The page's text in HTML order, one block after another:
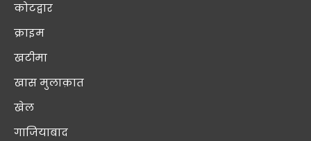
कोटद्वार
क्राइम
खटीमा
खास मुलाक़ात
खेल
गाजियाबाद